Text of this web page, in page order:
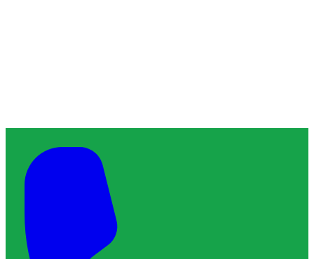
À propos de ChronoServe
L'artisan de confiance qu'il vous faut, près de chez vous.
Services & Interventions